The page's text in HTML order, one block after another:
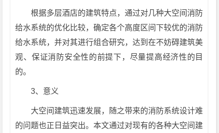
根据多层酒店的建筑特点，通过对几种大空间消防
给水系统的优化比较，确定各个高度区间下较优的消防
给水系统，并对其进行组合研究，达到在不妨碍建筑美
观、保证消防安全性的前提下，尽量提高经济性的目
的。
3、意义
大空间建筑迅速发展，随之带来的消防系统设计难
的问题也正日益突出。本文通过对现有的各种大空间建